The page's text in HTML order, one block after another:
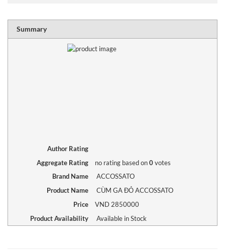
Summary
RATING 1 star
2
3
4
5
Author Rating
Aggregate Rating
no ratingbased on0votes
Brand Name
ACCOSSATO
Product Name
CÙM GA ĐỎ ACCOSSATO
Price
VND2850000
Product Availability
Available in Stock